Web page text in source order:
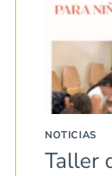
NOTICIAS
Taller